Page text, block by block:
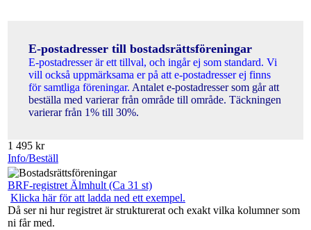
E-postadresser till bostadsrättsföreningar
E-postadresser är ett tillval, och ingår ej som standard. Vi
vill också uppmärksama er på att e-postadresser ej finns
för samtliga föreningar. Antalet e-postadresser som går att
beställa med varierar från område till område. Täckningen
varierar från 1% till 30%.
1 495 kr
Info/Beställ
BRF-registret Älmhult (Ca 31 st)
Klicka här för att ladda ned ett exempel.
Då ser ni hur registret är strukturerat och exakt vilka kolumner som
ni får med.